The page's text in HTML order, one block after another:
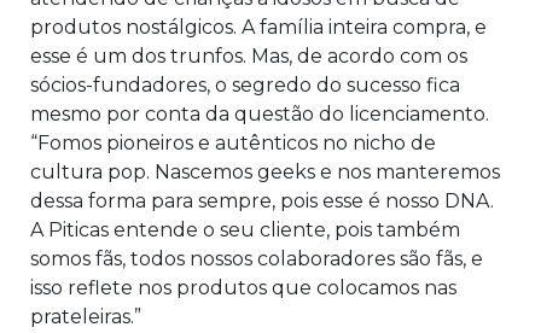
produtos nostálgicos. A família inteira compra, e
esse é um dos trunfos. Mas, de acordo com os
sócios-fundadores, o segredo do sucesso fica
mesmo por conta da questão do licenciamento.
“Fomos pioneiros e autênticos no nicho de
cultura pop. Nascemos geeks e nos manteremos
dessa forma para sempre, pois esse é nosso DNA.
A Piticas entende o seu cliente, pois também
somos fãs, todos nossos colaboradores são fãs, e
isso reflete nos produtos que colocamos nas
prateleiras.”